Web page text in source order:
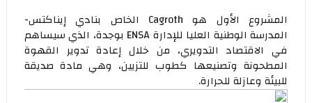
المشروع الأول هو Cagroth الخاص بنادي إيناكتس-
المدرسة الوطنية العليا للإدارة ENSA بوجدة، الذي سيساهم
في الاقتصاد التدويري، من خلال إعادة تدوير القهوة
المطحونة وتصنيعها كطوب للتزيين، وهي مادة صديقة
للبيئة وعازلة للحرارة.